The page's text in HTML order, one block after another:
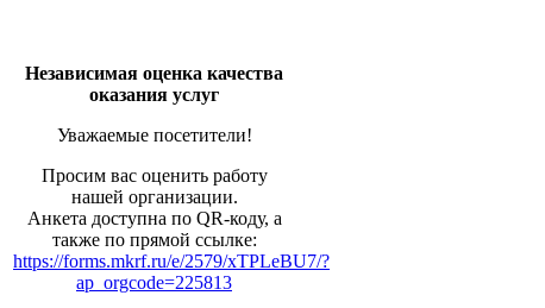
Независимая оценка качества
оказания услуг
Уважаемые посетители!
Просим вас оценить работу
нашей организации.
Анкета доступна по QR-коду, а
также по прямой ссылке:
https://forms.mkrf.ru/e/2579/xTPLeBU7/?
ap_orgcode=225813